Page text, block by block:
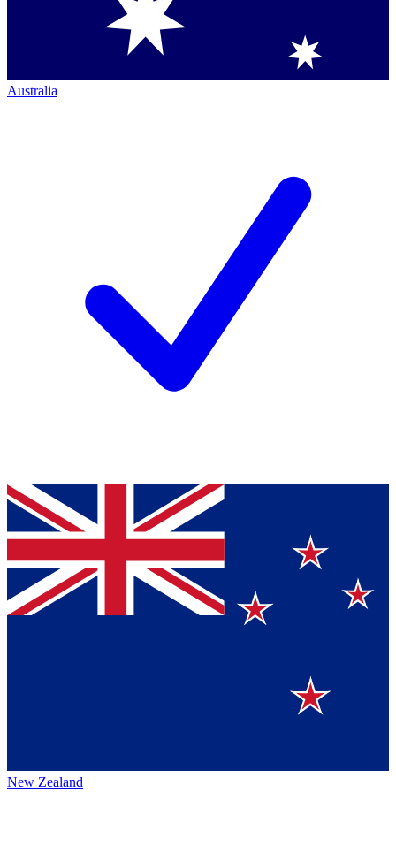
Australia
New Zealand